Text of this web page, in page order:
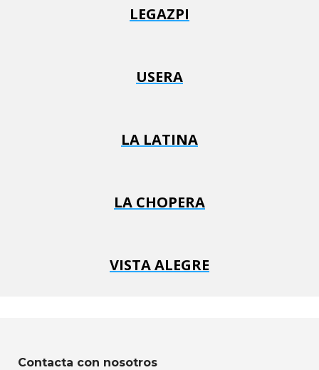
LEGAZPI
USERA
LA LATINA
LA CHOPERA
VISTA ALEGRE
Contacta con nosotros